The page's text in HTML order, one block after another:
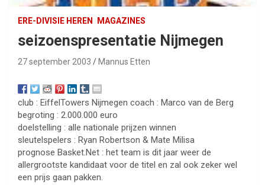
ERE-DIVISIE HEREN MAGAZINES
seizoenspresentatie Nijmegen
27 september 2003 Mannus Etten
club : EiffelTowers Nijmegen coach : Marco van de Berg
begroting : 2.000.000 euro
doelstelling : alle nationale prijzen winnen
sleutelspelers : Ryan Robertson & Mate Milisa
prognose Basket.Net : het team is dit jaar weer de
allergrootste kandidaat voor de titel en zal ook zeker wel
een prijs gaan pakken.